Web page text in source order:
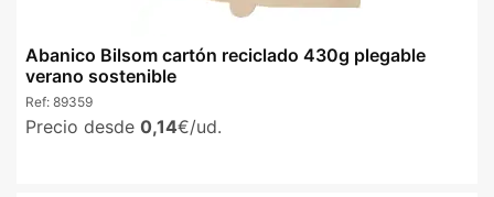
Abanico Bilsom cartón reciclado 430g plegable
verano sostenible
Ref: 89359
Precio desde 0,14€/ud.